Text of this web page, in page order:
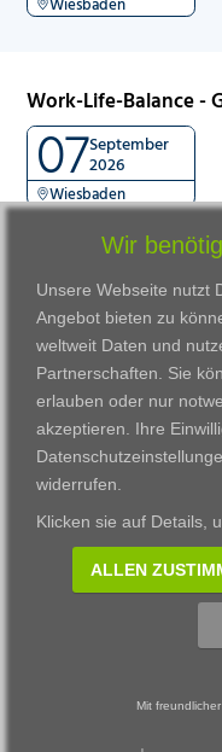
Work-Life-Balance -
07September
2026
Wiesbaden
VWAK
Karriere
Links
Impressum
Datenschutzerklärung
Wir
Unsere Webseite nutzt
Angebot bieten zu
weltweit Daten und
Partnerschaften. Sie
erlauben oder nur
akzeptieren. Ihre
widerrufen.
Klicken sie auf Details,
ALLEN
Mit